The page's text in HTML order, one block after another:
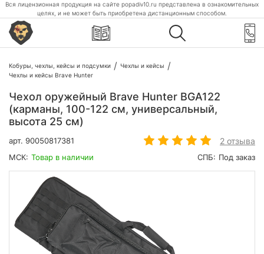
Вся лицензионная продукция на сайте popadiv10.ru представлена в ознакомительных
целях, и не может быть приобретена дистанционным способом.
Кобуры, чехлы, кейсы и подсумки
Чехлы и кейсы
Чехлы и кейсы Brave Hunter
Чехол оружейный Brave Hunter BGA122
(карманы, 100-122 см, универсальный,
высота 25 см)
арт. 90050817381 2 отзыва
МСК: Товар в наличии СПБ: Под заказ